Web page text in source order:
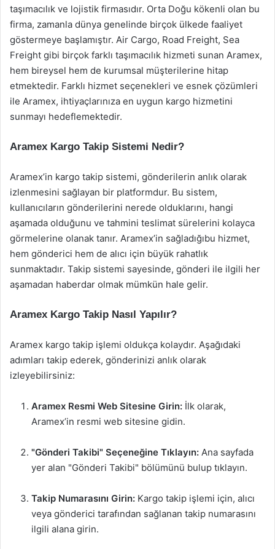
taşımacılık ve lojistik firmasıdır. Orta Doğu kökenli olan bu
firma, zamanla dünya genelinde birçok ülkede faaliyet
göstermeye başlamıştır. Air Cargo, Road Freight, Sea
Freight gibi birçok farklı taşımacılık hizmeti sunan Aramex,
hem bireysel hem de kurumsal müşterilerine hitap
etmektedir. Farklı hizmet seçenekleri ve esnek çözümleri
ile Aramex, ihtiyaçlarınıza en uygun kargo hizmetini
sunmayı hedeflemektedir.
Aramex Kargo Takip Sistemi Nedir?
Aramex’in kargo takip sistemi, gönderilerin anlık olarak
izlenmesini sağlayan bir platformdur. Bu sistem,
kullanıcıların gönderilerini nerede olduklarını, hangi
aşamada olduğunu ve tahmini teslimat sürelerini kolayca
görmelerine olanak tanır. Aramex’in sağladığıbu hizmet,
hem gönderici hem de alıcı için büyük rahatlık
sunmaktadır. Takip sistemi sayesinde, gönderi ile ilgili her
aşamadan haberdar olmak mümkün hale gelir.
Aramex Kargo Takip Nasıl Yapılır?
Aramex kargo takip işlemi oldukça kolaydır. Aşağıdaki
adımları takip ederek, gönderinizi anlık olarak
izleyebilirsiniz:
Aramex Resmi Web Sitesine Girin: İlk olarak,
Aramex’in resmi web sitesine gidin.
"Gönderi Takibi" Seçeneğine Tıklayın: Ana sayfada
yer alan "Gönderi Takibi" bölümünü bulup tıklayın.
Takip Numarasını Girin: Kargo takip işlemi için, alıcı
veya gönderici tarafından sağlanan takip numarasını
ilgili alana girin.